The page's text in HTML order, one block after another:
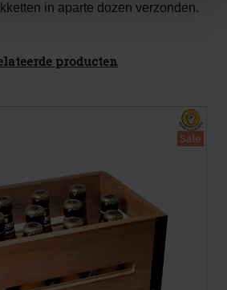
in aparte dozen verzonden.
producten
Sale